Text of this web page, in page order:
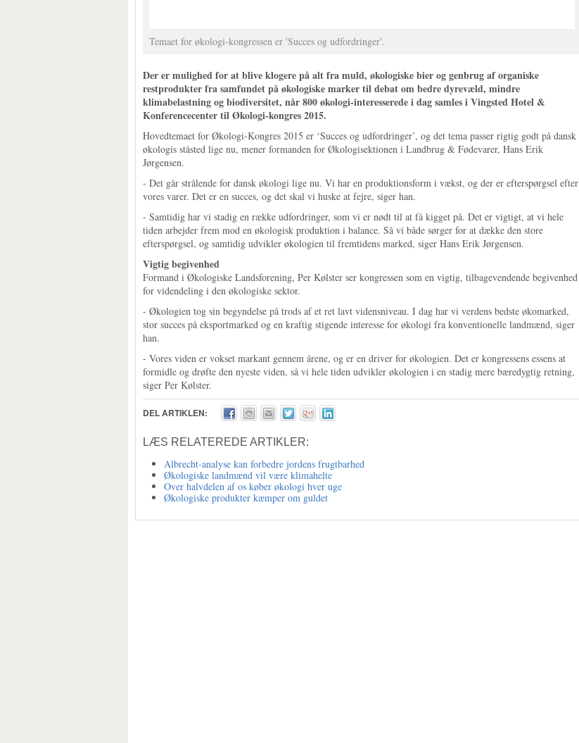
Temaet for økologi-kongressen er 'Succes og udfordringer'.
Der er mulighed for at blive klogere på alt fra muld, økologiske bier og genbrug af organiske
restprodukter fra samfundet på økologiske marker til debat om bedre dyrevæld, mindre
klimabelastning og biodiversitet, når 800 økologi-interesserede i dag samles i Vingsted Hotel &
Konferencecenter til Økologi-kongres 2015.
Hovedtemaet for Økologi-Kongres 2015 er ‘Succes og udfordringer’, og det tema passer rigtig godt på dansk
økologis ståsted lige nu, mener formanden for Økologisektionen i Landbrug & Fødevarer, Hans Erik
Jørgensen.
- Det går strålende for dansk økologi lige nu. Vi har en produktionsform i vækst, og der er efterspørgsel efter
vores varer. Det er en succes, og det skal vi huske at fejre, siger han.
- Samtidig har vi stadig en række udfordringer, som vi er nødt til at få kigget på. Det er vigtigt, at vi hele
tiden arbejder frem mod en økologisk produktion i balance. Så vi både sørger for at dække den store
efterspørgsel, og samtidig udvikler økologien til fremtidens marked, siger Hans Erik Jørgensen.
Vigtig begivenhed
Formand i Økologiske Landsforening, Per Kølster ser kongressen som en vigtig, tilbagevendende begivenhed
for videndeling i den økologiske sektor.
- Økologien tog sin begyndelse på trods af et ret lavt vidensniveau. I dag har vi verdens bedste økomarked,
stor succes på eksportmarked og en kraftig stigende interesse for økologi fra konventionelle landmænd, siger
han.
- Vores viden er vokset markant gennem årene, og er en driver for økologien. Det er kongressens essens at
formidle og drøfte den nyeste viden, så vi hele tiden udvikler økologien i en stadig mere bæredygtig retning,
siger Per Kølster.
DEL ARTIKLEN:
LÆS RELATEREDE ARTIKLER:
Albrecht-analyse kan forbedre jordens frugtbarhed
Økologiske landmænd vil være klimahelte
Over halvdelen af os køber økologi hver uge
Økologiske produkter kæmper om guldet